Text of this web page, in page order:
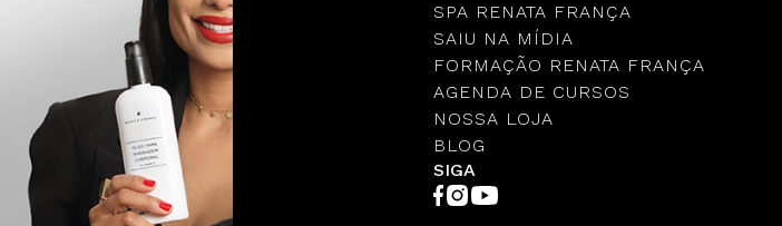
SPA RENATA FRANÇA
SAIU NA MÍDIA
FORMAÇÃO RENATA FRANÇA
AGENDA DE CURSOS
NOSSA LOJA
BLOG
SIGA